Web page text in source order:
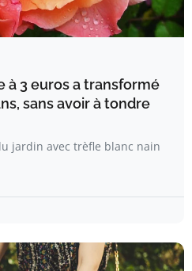
à 3 euros a transformé
sans avoir à tondre
jardin avec trèfle blanc nain